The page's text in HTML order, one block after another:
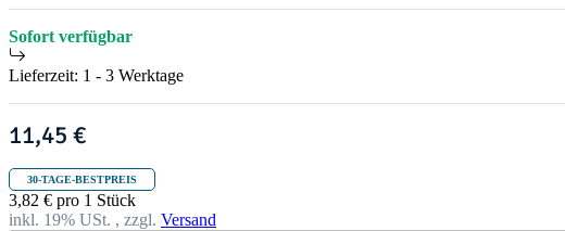
Sofort verfügbar
Lieferzeit: 1 - 3 Werktage
11,45 €
30-TAGE-BESTPREIS
3,82 € pro 1 Stück
inkl. 19% USt. , zzgl. Versand